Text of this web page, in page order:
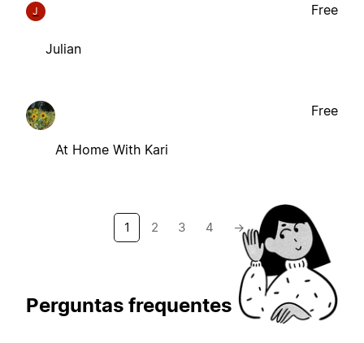
J
Julian
Free
At Home With Kari
Free
1 2 3 4 →
Perguntas frequentes